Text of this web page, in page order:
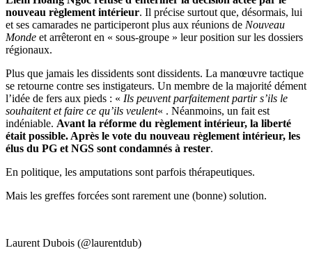
nouveau règlement intérieur. Il précise surtout que, désormais, lui
et ses camarades ne participeront plus aux réunions de Nouveau
Monde et arrêteront en « sous-groupe » leur position sur les dossiers
régionaux.
Plus que jamais les dissidents sont dissidents. La manœuvre tactique
se retourne contre ses instigateurs. Un membre de la majorité dément
l’idée de fers aux pieds : « Ils peuvent parfaitement partir s’ils le
souhaitent et faire ce qu’ils veulent« . Néanmoins, un fait est
indéniable. Avant la réforme du règlement intérieur, la liberté
était possible. Après le vote du nouveau règlement intérieur, les
élus du PG et NGS sont condamnés à rester.
En politique, les amputations sont parfois thérapeutiques.
Mais les greffes forcées sont rarement une (bonne) solution.
Laurent Dubois (@laurentdub)